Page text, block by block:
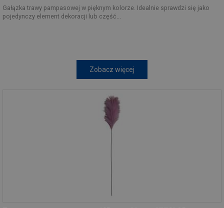
Gałązka trawy pampasowej w pięknym kolorze. Idealnie sprawdzi się jako
pojedynczy element dekoracji lub część...
Zobacz więcej